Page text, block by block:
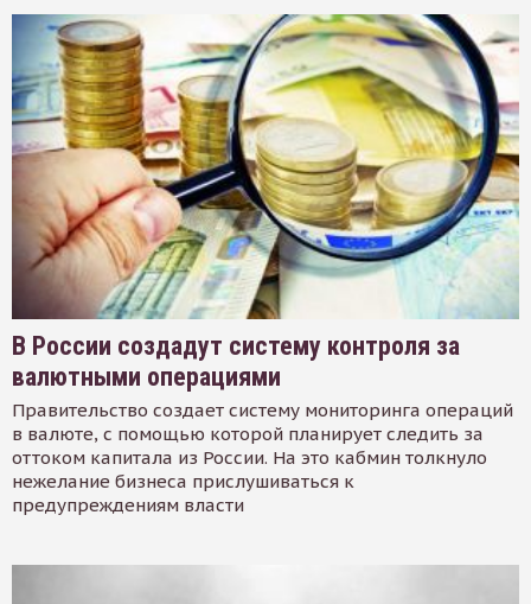
В России создадут систему контроля за
валютными операциями
Правительство создает систему мониторинга операций
в валюте, с помощью которой планирует следить за
оттоком капитала из России. На это кабмин толкнуло
нежелание бизнеса прислушиваться к
предупреждениям власти